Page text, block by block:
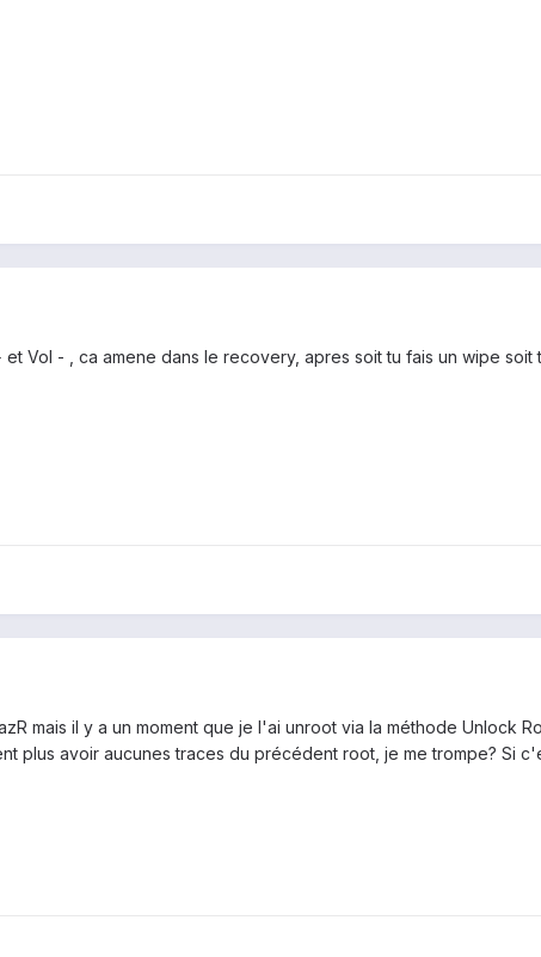
et Vol - , ca amene dans le recovery, apres soit tu fais un wipe
mais il y a un moment que je l'ai unroot via la méthode Unlock
plus avoir aucunes traces du précédent root, je me trompe? Si